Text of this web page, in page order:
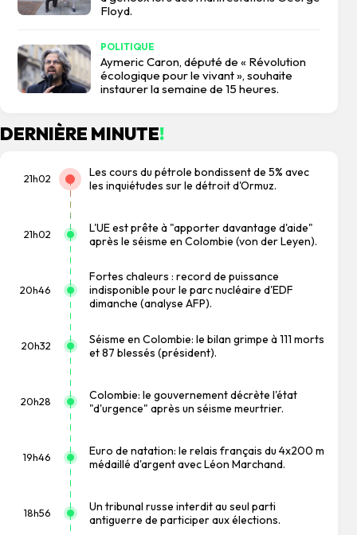
Floyd.
POLITIQUE
Aymeric Caron, député de « Révolution
écologique pour le vivant », souhaite
instaurer la semaine de 15 heures.
DERNIÈRE MINUTE!
21h02
Les cours du pétrole bondissent de 5% avec
les inquiétudes sur le détroit d'Ormuz.
21h02
L'UE est prête à "apporter davantage d'aide"
après le séisme en Colombie (von der Leyen).
20h46
Fortes chaleurs : record de puissance
indisponible pour le parc nucléaire d'EDF
dimanche (analyse AFP).
20h32
Séisme en Colombie: le bilan grimpe à 111 morts
et 87 blessés (président).
20h28
Colombie: le gouvernement décrète l'état
"d'urgence" après un séisme meurtrier.
19h46
Euro de natation: le relais français du 4x200 m
médaillé d'argent avec Léon Marchand.
18h56
Un tribunal russe interdit au seul parti
antiguerre de participer aux élections.